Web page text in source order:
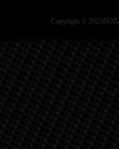
Copyright ©